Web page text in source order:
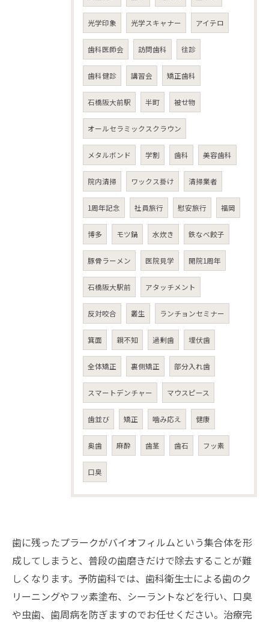
光学印象 光学スキャナー アイテロ
歯科医師会 訪問歯科 往診
歯科健診 講習会 矯正歯科
石橋阪大前駅 半町 被せ物
オールセラミックスクラウン
メタルボンド 学割 歯科 美容歯科
院内清掃 ワックス掛け 清掃業者
1周年記念 社員旅行 慰安旅行 福岡
博多 モツ鍋 水炊き 鉄なべ餃子
豚骨ラーメン 医院見学 開院1周年
石橋阪大駅前 アタッチメント
反対咬合 叢生 ランチョンセミナー
箕面 親不知 過剰歯 埋伏歯
全体矯正 裏側矯正 部分入れ歯
スマートデンチャー マウスピース
歯並び 矯正 噛み応え 健康
奥歯 麻酔 歯茎 歯石 フッ素
口臭
歯に残ったプラークがバイオフィルムという集合体を形
成してしまうと、普段の歯磨きだけで除去することが難
しくなります。予防歯科では、歯科衛生士による歯のク
リーニングやフッ素塗布、シーラントなどを行い、口臭
や虫歯、歯周病を防ぎますのでお任せください。治療完